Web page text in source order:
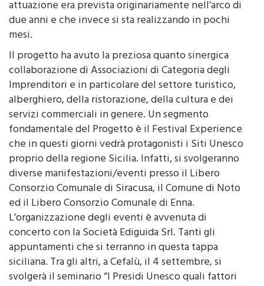
attuazione era prevista originariamente nell’arco di
due anni e che invece si sta realizzando in pochi
mesi.
Il progetto ha avuto la preziosa quanto sinergica
collaborazione di Associazioni di Categoria degli
Imprenditori e in particolare del settore turistico,
alberghiero, della ristorazione, della cultura e dei
servizi commerciali in genere. Un segmento
fondamentale del Progetto è il Festival Experience
che in questi giorni vedrà protagonisti i Siti Unesco
proprio della regione Sicilia. Infatti, si svolgeranno
diverse manifestazioni/eventi presso il Libero
Consorzio Comunale di Siracusa, il Comune di Noto
ed il Libero Consorzio Comunale di Enna.
L’organizzazione degli eventi è avvenuta di
concerto con la Società Ediguida Srl. Tanti gli
appuntamenti che si terranno in questa tappa
siciliana. Tra gli altri, a Cefalù, il 4 settembre, si
svolgerà il seminario “I Presidi Unesco quali fattori